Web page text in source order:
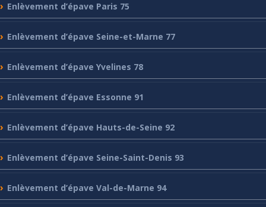
Enlèvement d’épave Paris 75
Enlèvement d’épave Seine-et-Marne 77
Enlèvement d’épave Yvelines 78
Enlèvement d’épave Essonne 91
Enlèvement d’épave Hauts-de-Seine 92
Enlèvement d’épave Seine-Saint-Denis 93
Enlèvement d’épave Val-de-Marne 94